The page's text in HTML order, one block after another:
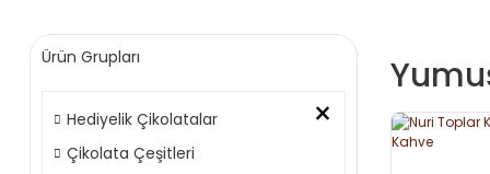
Ürün Grupları
×
Hediyelik Çikolatalar
Çikolata Çeşitleri